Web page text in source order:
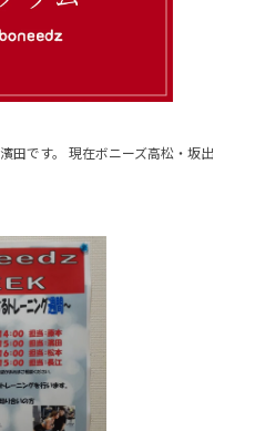
田です。 現在ボニーズ高松・坂出